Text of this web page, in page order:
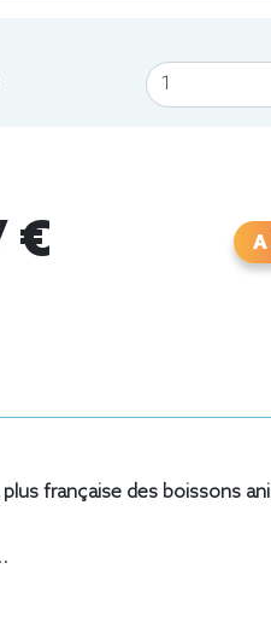
€
française des boissons